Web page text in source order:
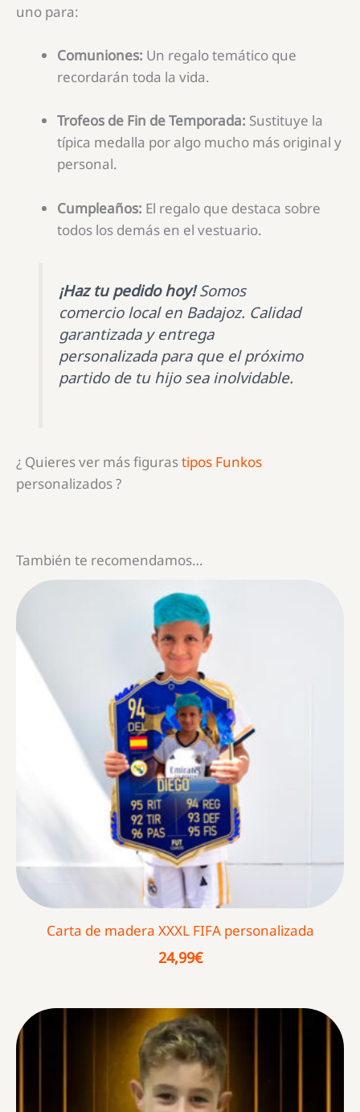
uno para:
Comuniones: Un regalo temático que
recordarán toda la vida.
Trofeos de Fin de Temporada: Sustituye la
típica medalla por algo mucho más original y
personal.
Cumpleaños: El regalo que destaca sobre
todos los demás en el vestuario.
¡Haz tu pedido hoy!Somos
comercio local en Badajoz. Calidad
garantizada y entrega
personalizada para que el próximo
partido de tu hijo sea inolvidable.
¿ Quieres ver más figurastipos Funkos
personalizados ?
También te recomendamos…
Carta de madera XXXL FIFA personalizada
24,99€